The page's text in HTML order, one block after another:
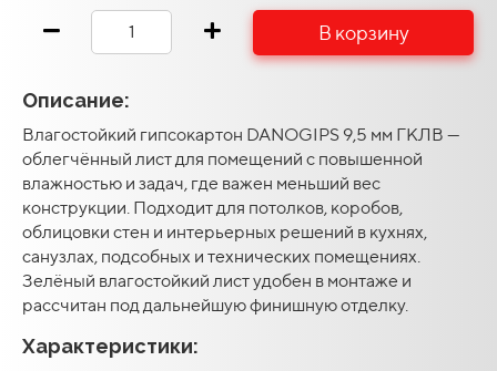
В корзину
Описание:
Влагостойкий гипсокартон DANOGIPS 9,5 мм ГКЛВ —
облегчённый лист для помещений с повышенной
влажностью и задач, где важен меньший вес
конструкции. Подходит для потолков, коробов,
облицовки стен и интерьерных решений в кухнях,
санузлах, подсобных и технических помещениях.
Зелёный влагостойкий лист удобен в монтаже и
рассчитан под дальнейшую финишную отделку.
Характеристики: